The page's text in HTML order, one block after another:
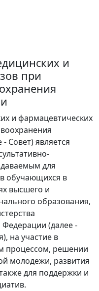
и
при
и фармацевтических
Совет) является
для
обучающихся в
высшего и
образования,
(далее -
на участие в
процессом, решении
молодежи, развития
для поддержки и